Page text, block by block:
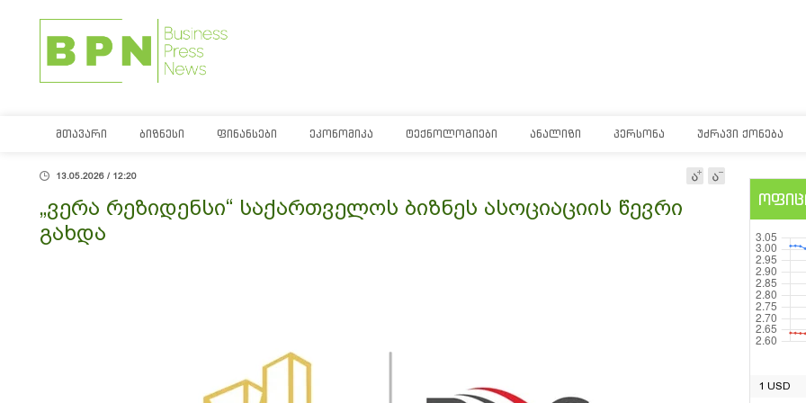
ᲛᲗᲐᲕᲐᲠᲘ ᲑᲘᲖᲜᲔᲡᲘ ᲤᲘᲜᲐᲜᲡᲔᲑᲘ ᲔᲙᲝᲜᲝᲛᲘᲙᲐ ᲢᲔᲥᲜᲝᲚᲝᲒᲘᲔᲑᲘ ᲐᲜᲐᲚᲘᲖᲘ ᲞᲔᲠᲡᲝᲜᲐ ᲣᲫᲠᲐᲕᲘ ᲥᲝᲜᲔᲑᲐ
13.05.2026 / 12:20
„ვერა რეზიდენსი“ საქართველოს ბიზნეს ასოციაციის წევრი
გახდა
1 USD